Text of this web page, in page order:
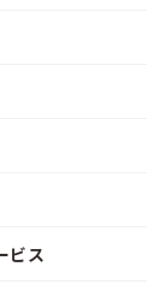
ビス